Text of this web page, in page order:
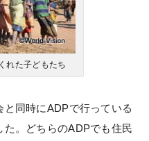
れた子どもたち
同時にADPで行っている
。どちらのADPでも住民